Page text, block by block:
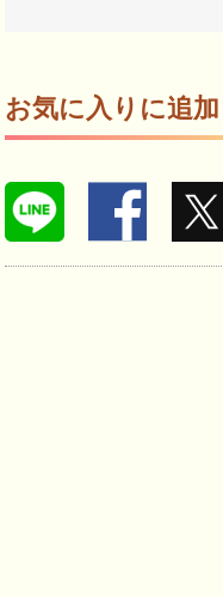
お気に入りに追加